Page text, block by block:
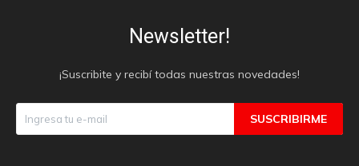
Newsletter!
¡Suscribite y recibí todas nuestras novedades!
SUSCRIBIRME